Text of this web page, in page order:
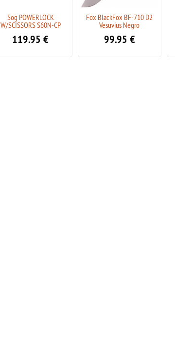
Sog POWERLOCK
W/SCISSORS S60N-CP
119.95 €
Fox BlackFox BF-710 D2
Vesuvius Negro
99.95 €